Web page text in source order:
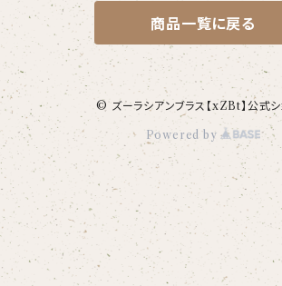
カバーオール
ギフトセット
Tシャツ
【face】
【signature】
【kakugen】
【hibiscus】
【I love】
オーバーサイズTシャツ（半袖）
【custom_point】
【face_point】
【balancing typo】
【resort】
マグナムウェイトビッグシルエットTシャツ
【hello(刺繍)】
ベースボールシャツ
ポロシャツ
【emblem_basic】
シャツ
おけいこバッグ
ランチトート
デニムトート
ジュートバッグ
ブランケット
ペットアイテム
巾着
サコッシュ
ポシェット
インドライオン
ドゥクラングール
マレーバク
スマトラトラ
ホッキョクグマ
メグ
エイミー
ベス
ジョー
ハンナ
サキソフォックス
ラトゥール
ラフィット
マルゴー
ムートン
クラリキャット
メリッサ
ベルガモット
ローズマリー
ことふえパピヨン
パーカッション
ドール
ズーラシアンフィルハーモニー管弦楽団
商品一覧に戻る
© ズーラシアンブラス【xZBt】公式シ
Powered by